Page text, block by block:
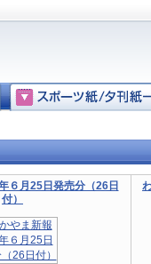
６月25日発売分（26日
付）